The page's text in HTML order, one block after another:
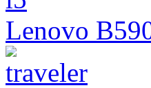
Lenovo